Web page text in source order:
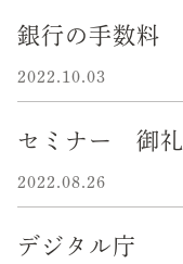
銀行の手数料
2022.10.03
セミナー 御礼
2022.08.26
デジタル庁